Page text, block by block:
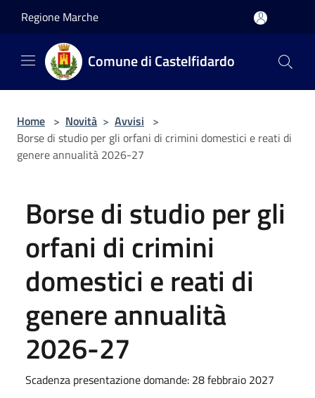
Regione Marche
Comune di Castelfidardo
Home > Novità > Avvisi >
Borse di studio per gli orfani di crimini domestici e reati di
genere annualità 2026-27
Borse di studio per gli
orfani di crimini
domestici e reati di
genere annualità
2026-27
Scadenza presentazione domande: 28 febbraio 2027